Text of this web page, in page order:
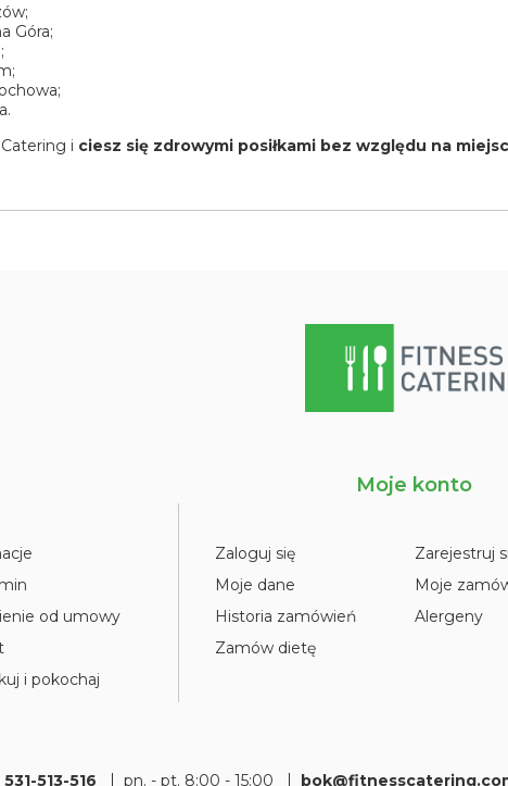
;
Góra;
;
;
;
.
i ciesz się zdrowymi posiłkami bez względu na
od umowy
i pokochaj
Moje konto
Zaloguj się
Zarejestruj
Moje dane
Moje
Historia zamówień
Alergeny
Zamów dietę
531-513-516 pn. - pt. 8:00 - 15:00